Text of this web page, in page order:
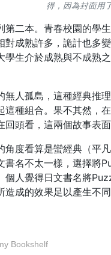
得，因為封面用
第二本。青春校園的學
對成熟許多，詭計也多
學生介於成熟與不成熟
無人孤島，這種經典推
這種組合。果不其然，
頭看，這兩個故事表
角度看算是蠻經典（平
書名不太一樣，選擇將
個人覺得日文書名將
成的效果足以產生不